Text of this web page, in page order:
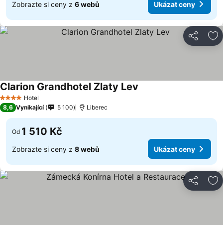
Zobrazte si ceny z 6 webů Ukázat ceny
Sdílet
4 Počet hvězdiček
Hotel
Clarion Grandhotel Zlaty Lev
8,6 Vynikající 5 100 Liberec
Od 1 510 Kč
Zobrazte si ceny z 8 webů Ukázat ceny
Sdílet